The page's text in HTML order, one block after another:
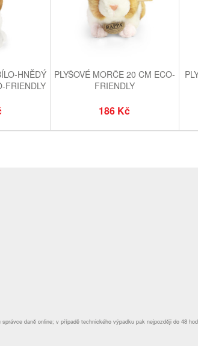
HNĚDÝ
FRIENDLY
PLYŠOVÉ MORČE 20 CM ECO-
FRIENDLY
186 Kč
daně online; v případě technického výpadku pak nejpozději do 48